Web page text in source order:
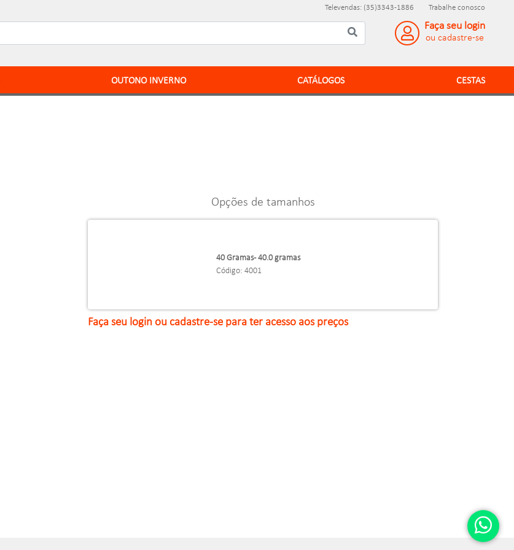
Televendas: (35)3343-1886 Trabalhe conosco
Faça seu login
ou cadastre-se
OUTONO INVERNO CATÁLOGOS CESTAS
Opções de tamanhos
40 Gramas - 40.0 gramas
Código: 4001
Faça seu login ou cadastre-se para ter acesso aos preços